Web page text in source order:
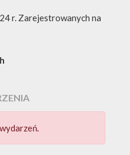
r. Zarejestrowanych na